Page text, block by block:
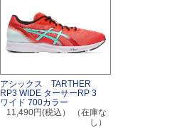
アシックス TARTHER
RP3 WIDE ターサーRP 3
ワイド 700カラー
11,490円(税込）
（在庫な
し）